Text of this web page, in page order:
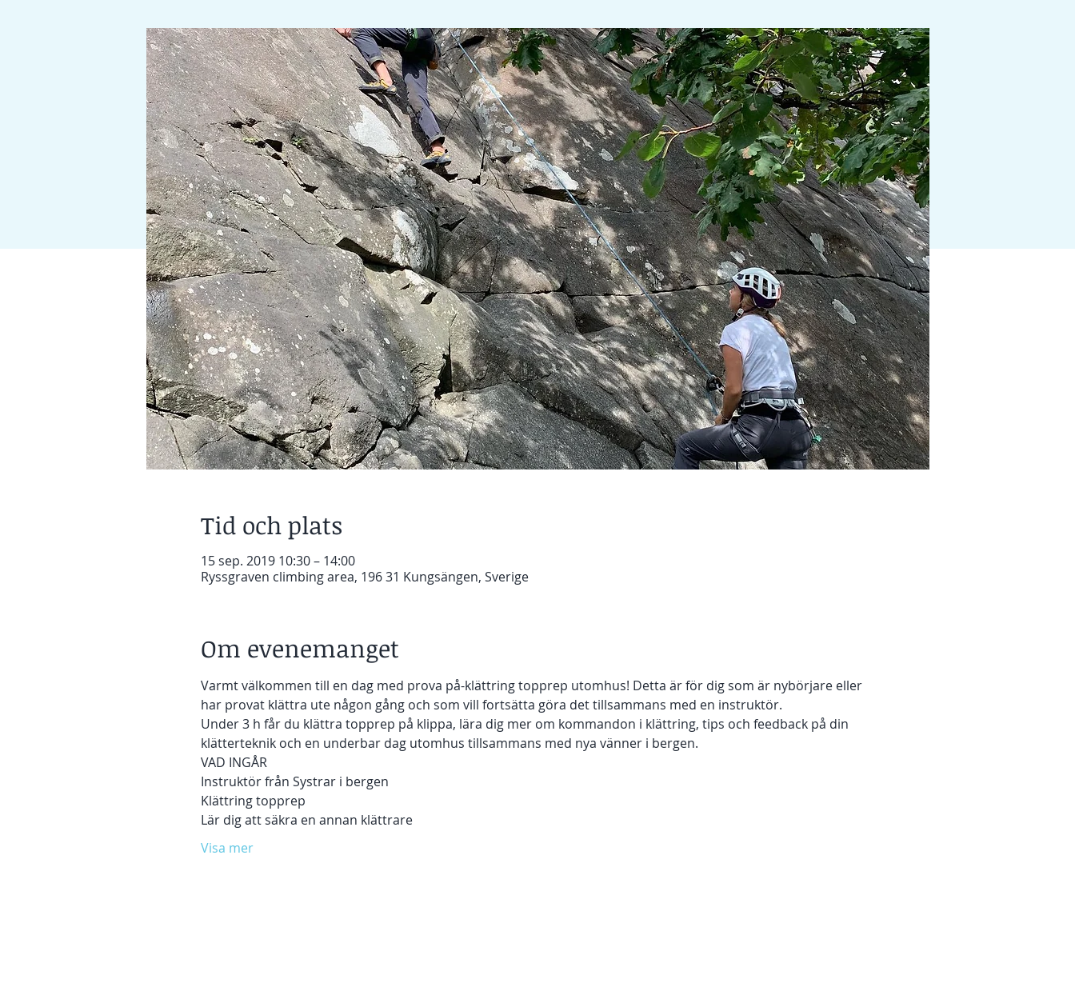
Tid och plats
15 sep. 2019 10:30 – 14:00
Ryssgraven climbing area, 196 31 Kungsängen, Sverige
Om evenemanget
Varmt välkommen till en dag med prova på-klättring topprep utomhus! Detta är för dig som är nybörjare eller
har provat klättra ute någon gång och som vill fortsätta göra det tillsammans med en instruktör.
Under 3 h får du klättra topprep på klippa, lära dig mer om kommandon i klättring, tips och feedback på din
klätterteknik och en underbar dag utomhus tillsammans med nya vänner i bergen.
VAD INGÅR
Instruktör från Systrar i bergen
Klättring topprep
Lär dig att säkra en annan klättrare
Visa mer